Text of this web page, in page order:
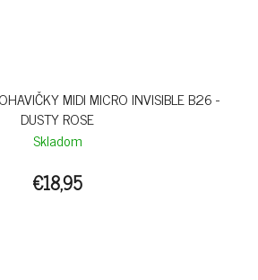
MIDI MICRO INVISIBLE B26 -
DUSTY ROSE
Skladom
€18,95